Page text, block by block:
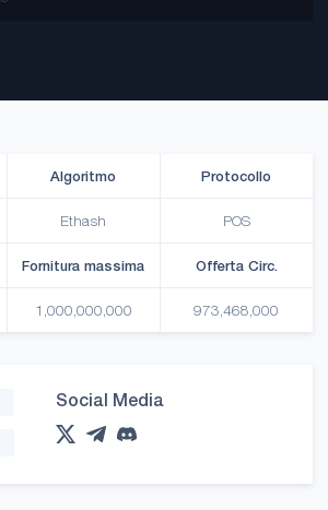
Algoritmo
Ethash
Protocollo
POS
Fornitura massima
1,000,000,000
Offerta Circ.
973,468,000
Social Media